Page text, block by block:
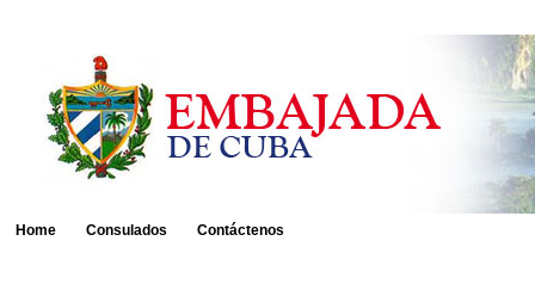
Home Consulados Contáctenos